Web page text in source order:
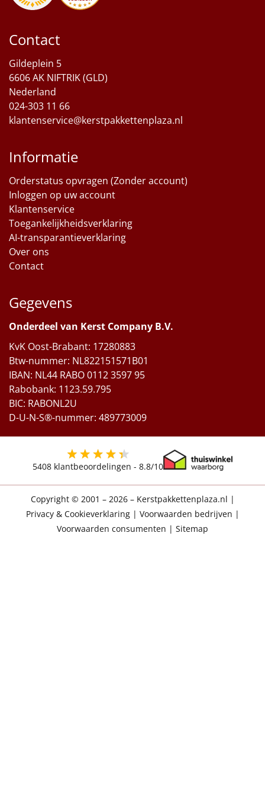
Particulier
Kerstgeschenken 2026
Relatiegeschenken
Per stuk
Alle overige
Contact
Gildeplein 5
6606 AK NIFTRIK (GLD)
Nederland
024-303 11 66
klantenservice@kerstpakkettenplaza.nl
Informatie
Orderstatus opvragen (Zonder account)
Inloggen op uw account
Klantenservice
Toegankelijkheidsverklaring
AI-transparantieverklaring
Over ons
Contact
Gegevens
Onderdeel van Kerst Company B.V.
KvK Oost-Brabant: 17280883
Btw-nummer: NL822151571B01
IBAN: NL44 RABO 0112 3597 95
Rabobank: 1123.59.795
BIC: RABONL2U
D-U-N-S®-nummer: 489773009
5408 klantbeoordelingen - 8.8/10
Copyright © 2001 – 2026 – Kerstpakkettenplaza.nl |
Privacy & Cookieverklaring| Voorwaarden bedrijven |
Voorwaarden consumenten | Sitemap